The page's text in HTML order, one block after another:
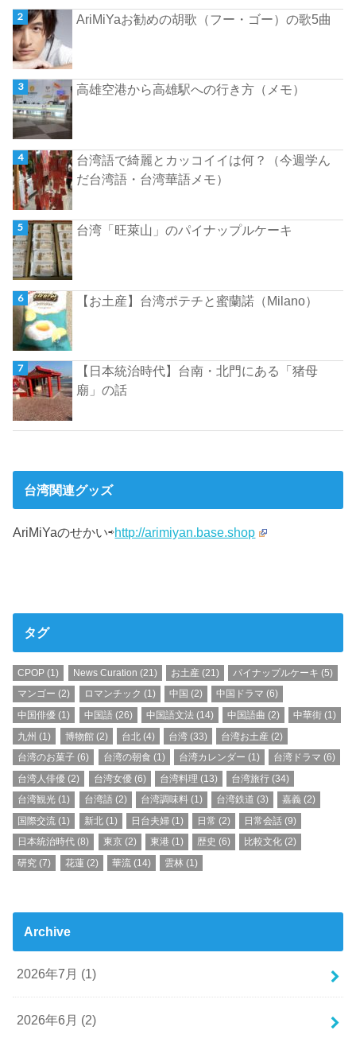
AriMiYaお勧めの胡歌（フー・ゴー）の歌5曲
高雄空港から高雄駅への行き方（メモ）
台湾語で綺麗とカッコイイは何？（今週学ん
だ台湾語・台湾華語メモ）
台湾「旺萊山」のパイナップルケーキ
【お土産】台湾ポテチと蜜蘭諾（Milano）
【日本統治時代】台南・北門にある「猪母
廟」の話
台湾関連グッズ
AriMiYaのせかい⇨http://arimiyan.base.shop
タグ
CPOP (1) News Curation (21) お土産(21) パイナップルケーキ (5)
マンゴー (2) ロマンチック (1) 中国 (2) 中国ドラマ (6)
中国俳優 (1) 中国語 (26) 中国語文法 (14) 中国語曲 (2) 中華街 (1)
九州 (1) 博物館(2) 台北(4) 台湾 (33) 台湾お土産 (2)
台湾のお菓子 (6) 台湾の朝食 (1) 台湾カレンダー (1) 台湾ドラマ (6)
台湾人俳優 (2) 台湾女優(6) 台湾料理 (13) 台湾旅行 (34)
台湾観光 (1) 台湾語 (2) 台湾調味料 (1) 台湾鉄道 (3) 嘉義 (2)
国際交流 (1) 新北(1) 日台夫婦(1) 日常 (2) 日常会話 (9)
日本統治時代 (8) 東京(2) 東港(1) 歴史 (6) 比較文化 (2)
研究 (7) 花蓮(2) 華流(14) 雲林 (1)
Archive
2026年7月 (1)
2026年6月 (2)